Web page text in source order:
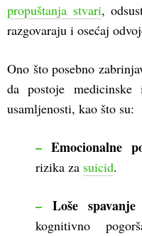
propuštanja stvari,
razgovaraju i osećaj
Ono što posebno
da postoje medicinske
usamljenosti, kao što su:
–Emocionalne
rizika za suicid.
– Loše
kognitivno